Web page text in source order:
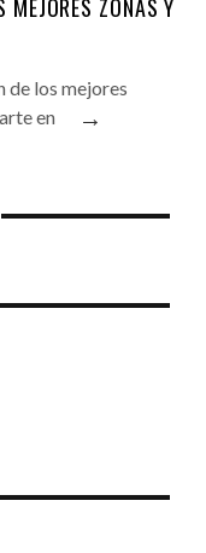
MEJORES ZONAS Y
de los mejores
en
→